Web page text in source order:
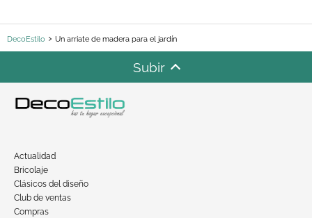
DecoEstilo Un arriate de madera para el jardín
Subir
Actualidad
Bricolaje
Clásicos del diseño
Club de ventas
Compras